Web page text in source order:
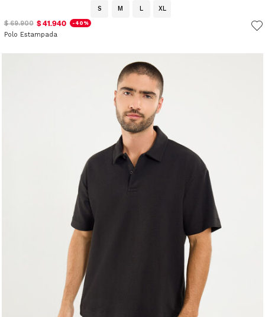
S M L
XL
$ 69.900 $ 41.940 -40%
Polo Estampada